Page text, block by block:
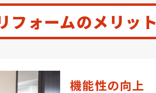
フォームのメリット
機能性の向上